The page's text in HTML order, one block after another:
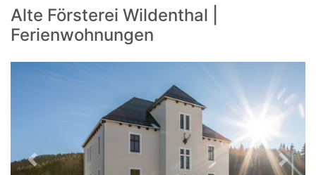
Alte Försterei Wildenthal |
Ferienwohnungen
< >